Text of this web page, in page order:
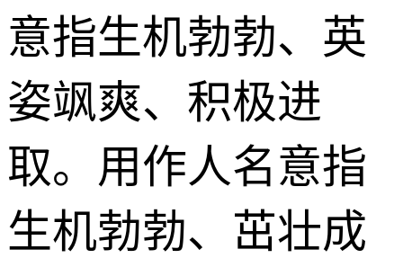
意指生机勃勃、英
姿飒爽、积极进
取。用作人名意指
生机勃勃、茁壮成